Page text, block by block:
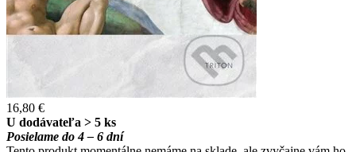
16,80 €
U dodávateľa > 5 ks
Posielame do 4 – 6 dní